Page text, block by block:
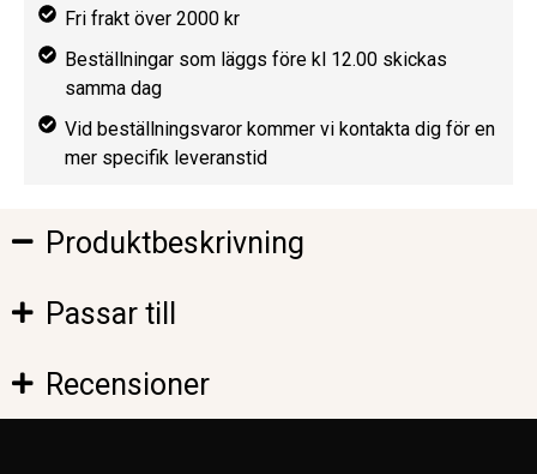
Fri frakt över 2000 kr
Beställningar som läggs före kl 12.00 skickas
samma dag
Vid beställningsvaror kommer vi kontakta dig för en
mer specifik leveranstid
Produktbeskrivning
Passar till
Recensioner